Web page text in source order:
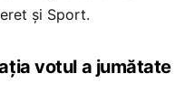
și Sport.
votul a jumătate